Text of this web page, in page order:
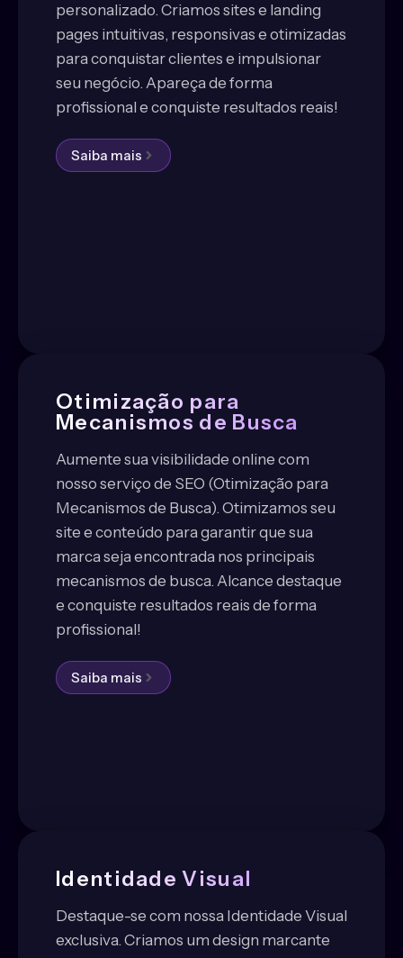
personalizado. Criamos sites e landing
pages intuitivas, responsivas e otimizadas
para conquistar clientes e impulsionar
seu negócio. Apareça de forma
profissional e conquiste resultados reais!
Saiba mais
Otimização para
Mecanismos de Busca
Aumente sua visibilidade online com
nosso serviço de SEO (Otimização para
Mecanismos de Busca). Otimizamos seu
site e conteúdo para garantir que sua
marca seja encontrada nos principais
mecanismos de busca. Alcance destaque
e conquiste resultados reais de forma
profissional!
Saiba mais
Identidade Visual
Destaque-se com nossa Identidade Visual
exclusiva. Criamos um design marcante